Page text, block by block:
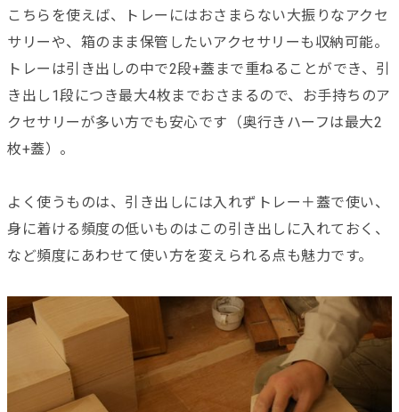
こちらを使えば、トレーにはおさまらない大振りなアクセ
サリーや、箱のまま保管したいアクセサリーも収納可能。
トレーは引き出しの中で2段+蓋まで重ねることができ、引
き出し1段につき最大4枚までおさまるので、お手持ちのア
クセサリーが多い方でも安心です（奥行きハーフは最大2
枚+蓋）。
よく使うものは、引き出しには入れずトレー＋蓋で使い、
身に着ける頻度の低いものはこの引き出しに入れておく、
など頻度にあわせて使い方を変えられる点も魅力です。